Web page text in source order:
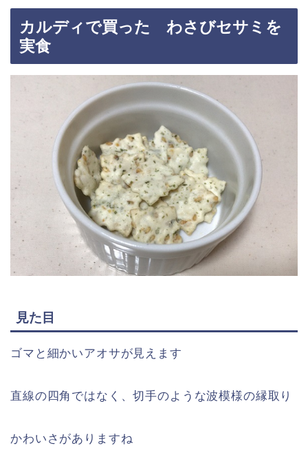
カルディで買った わさびセサミを
実食
見た目
ゴマと細かいアオサが見えます
直線の四角ではなく、切手のような波模様の縁取り
かわい さ がありますね